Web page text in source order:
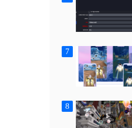
7
8